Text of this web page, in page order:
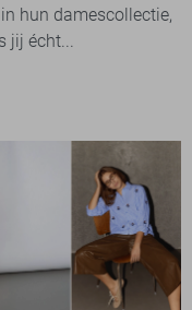
hun damescollectie,
jij écht...